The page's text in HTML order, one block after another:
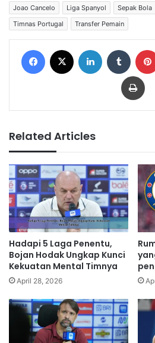
Joao Cancelo
Liga Spanyol Sepak Bola
Timnas Portugal
Transfer Pemain
Print
Related Articles
Hadapi 5 Laga Penentu,
Bojan Hodak Ungkap Kunci
Kekuatan Mental Timnya
April 28, 2026